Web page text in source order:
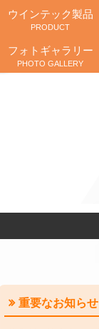
ウインテック製品
PRODUCT
フォトギャラリー
PHOTO GALLERY
重要なお知らせ